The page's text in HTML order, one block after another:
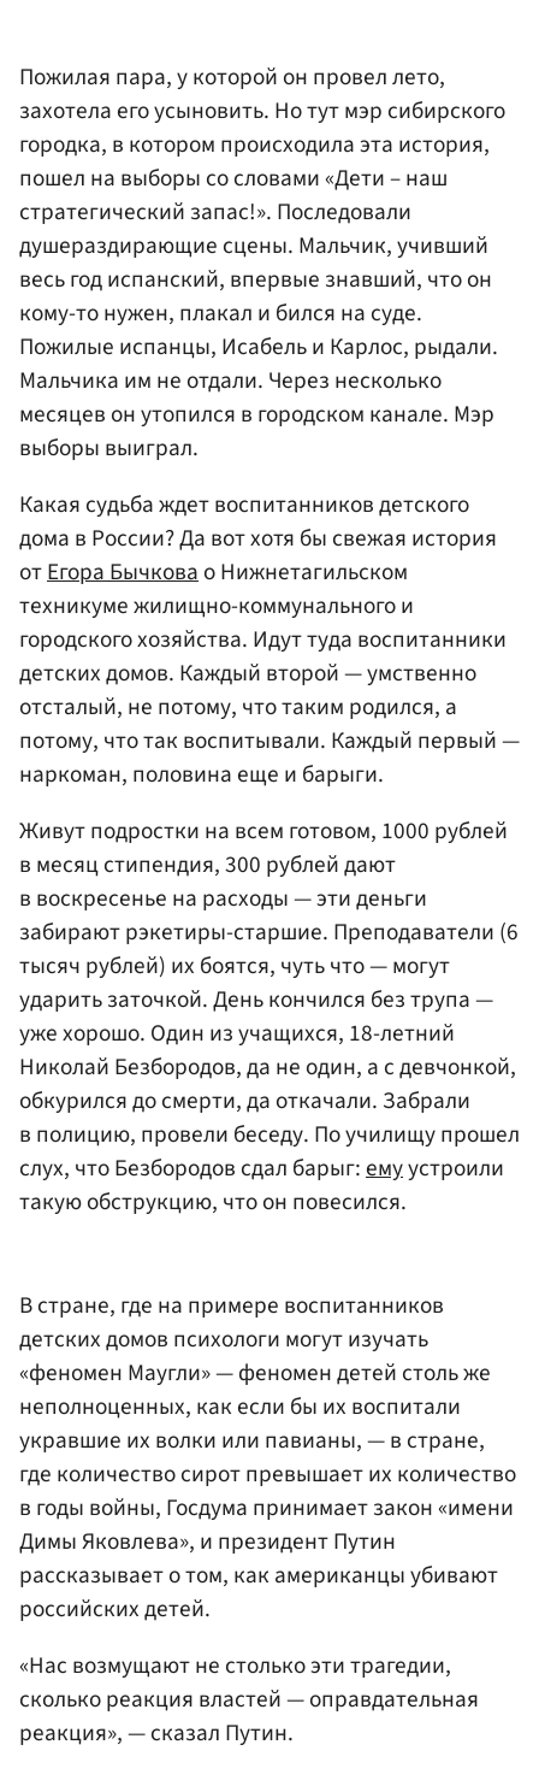
Пожилая пара, у которой он провел лето,
захотела его усыновить. Но тут мэр сибирского
городка, в котором происходила эта история,
пошел на выборы со словами «Дети – наш
стратегический запас!». Последовали
душераздирающие сцены. Мальчик, учивший
весь год испанский, впервые знавший, что он
кому-то нужен, плакал и бился на суде.
Пожилые испанцы, Исабель и Карлос, рыдали.
Мальчика им не отдали. Через несколько
месяцев он утопился в городском канале. Мэр
выборы выиграл.
Какая судьба ждет воспитанников детского
дома в России? Да вот хотя бы свежая история
отЕгора Бычковао Нижнетагильском
техникуме жилищно-коммунального и
городского хозяйства. Идут туда воспитанники
детских домов. Каждый второй — умственно
отсталый, не потому, что таким родился, а
потому, что так воспитывали. Каждый первый —
наркоман, половина еще и барыги.
Живут подростки на всем готовом, 1000 рублей
в месяц стипендия, 300 рублей дают
в воскресенье на расходы — эти деньги
забирают рэкетиры-старшие. Преподаватели (6
тысяч рублей) их боятся, чуть что — могут
ударить заточкой. День кончился без трупа —
уже хорошо. Один из учащихся, 18-летний
Николай Безбородов, да не один, а с девчонкой,
обкурился до смерти, да откачали. Забрали
в полицию, провели беседу. По училищу прошел
слух, что Безбородов сдал барыг:емуустроили
такую обструкцию, что он повесился.
В стране, где на примере воспитанников
детских домов психологи могут изучать
«феномен Маугли» — феномен детей столь же
неполноценных, как если бы их воспитали
укравшие их волки или павианы, — в стране,
где количество сирот превышает их количество
в годы войны, Госдума принимает закон «имени
Димы Яковлева», и президент Путин
рассказывает о том, как американцы убивают
российских детей.
«Нас возмущают не столько эти трагедии,
сколько реакция властей — оправдательная
реакция», — сказал Путин.